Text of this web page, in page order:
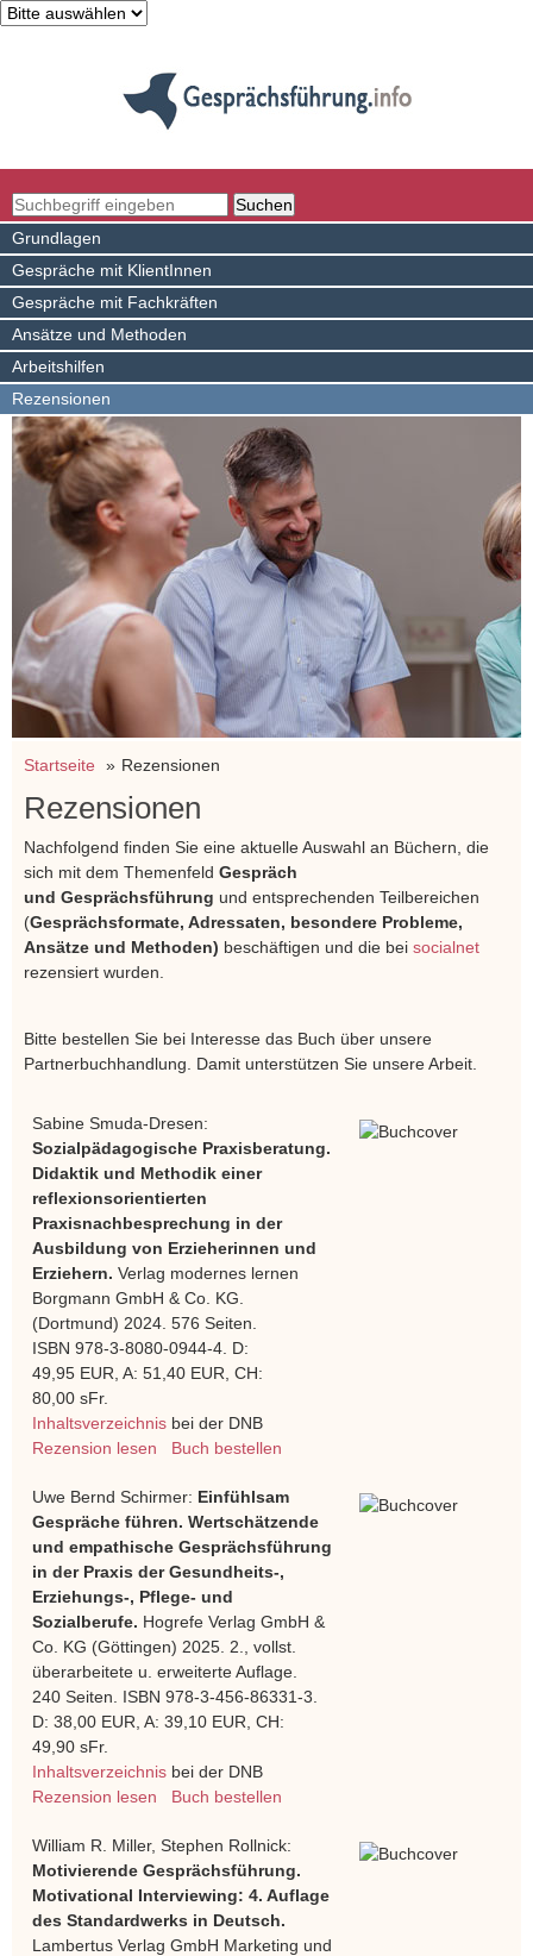
Grundlagen
Gespräche mit KlientInnen
Gespräche mit Fachkräften
Ansätze und Methoden
Arbeitshilfen
Rezensionen
Startseite Rezensionen
Rezensionen
Nachfolgend finden Sie eine aktuelle Auswahl an Büchern, die
sich mit dem Themenfeld Gespräch
und Gesprächsführung und entsprechenden Teilbereichen
(Gesprächsformate, Adressaten, besondere Probleme,
Ansätze und Methoden) beschäftigen und die bei socialnet
rezensiert wurden.
Bitte bestellen Sie bei Interesse das Buch über unsere
Partnerbuchhandlung. Damit unterstützen Sie unsere Arbeit.
Sabine Smuda-Dresen:
Sozialpädagogische Praxisberatung.
Didaktik und Methodik einer
reflexionsorientierten
Praxisnachbesprechung in der
Ausbildung von Erzieherinnen und
Erziehern. Verlag modernes lernen
Borgmann GmbH & Co. KG.
(Dortmund) 2024. 576 Seiten.
ISBN 978-3-8080-0944-4. D:
49,95 EUR, A: 51,40 EUR, CH:
80,00 sFr.
Inhaltsverzeichnis bei der DNB
Rezension lesen
Buch bestellen
Uwe Bernd Schirmer: Einfühlsam
Gespräche führen. Wertschätzende
und empathische Gesprächsführung
in der Praxis der Gesundheits-,
Erziehungs-, Pflege- und
Sozialberufe. Hogrefe Verlag GmbH &
Co. KG (Göttingen) 2025. 2., vollst.
überarbeitete u. erweiterte Auflage.
240 Seiten. ISBN 978-3-456-86331-3.
D: 38,00 EUR, A: 39,10 EUR, CH:
49,90 sFr.
Inhaltsverzeichnis bei der DNB
Rezension lesen
Buch bestellen
William R. Miller, Stephen Rollnick:
Motivierende Gesprächsführung.
Motivational Interviewing: 4. Auflage
des Standardwerks in Deutsch.
Lambertus Verlag GmbH Marketing und